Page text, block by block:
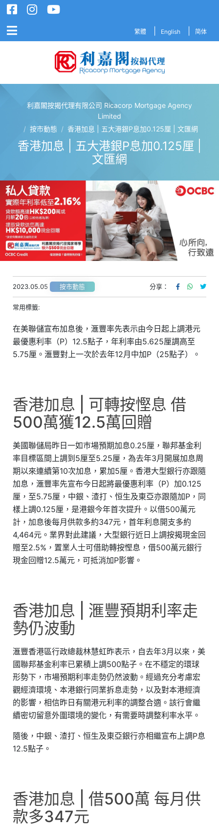
繁體 English 简体
利嘉閣按揭代理有限公司 Ricacorp Mortgage Agency
Limited
/ 按市動態 / 香港加息 | 五大港銀P息加0.125厘 | 文匯網
香港加息 | 五大港銀P息加0.125厘 |
文匯網
2023.05.05 按市動態 分享：
常用標籤:
在美聯儲宣布加息後，滙豐率先表示由今日起上調港元
最優惠利率（P）12.5點子，年利率由5.625厘調高至
5.75厘。滙豐對上一次於去年12月中加P（25點子）。
香港加息 | 可轉按慳息 借
500萬獲12.5萬回贈
美國聯儲局昨日一如巿場預期加息0.25厘，聯邦基金利
率目標區間上調到5厘至5.25厘，為去年3月開展加息周
期以來連續第10次加息，累加5厘。香港大型銀行亦跟隨
加息，滙豐率先宣布今日起將最優惠利率（P）加0.125
厘，至5.75厘，中銀、渣打、恒生及東亞亦跟隨加P，同
樣上調0.125厘，是港銀今年首次提升。以借500萬元
計，加息後每月供款多約347元，首年利息開支多約
4,464元。業界對此建議，大型銀行近日上調按揭現金回
贈至2.5%，置業人士可借助轉按慳息，借500萬元銀行
現金回贈12.5萬元，可抵消加P影響。
香港加息 | 滙豐預期利率走
勢仍波動
滙豐香港區行政總裁林慧虹昨表示，自去年3月以來，美
國聯邦基金利率已累積上調500點子。在不穩定的環球
形勢下，市場預期利率走勢仍然波動。經過充分考慮宏
觀經濟環境、本港銀行同業拆息走勢，以及對本港經濟
的影響，相信昨日有關港元利率的調整合適。該行會繼
續密切留意外圍環境的變化，有需要時調整利率水平。
隨後，中銀、渣打、恒生及東亞銀行亦相繼宣布上調P息
12.5點子。
香港加息 | 借500萬 每月供
款多347元